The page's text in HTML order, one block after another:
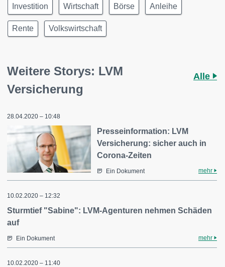
Investition Wirtschaft Börse Anleihe
Rente Volkswirtschaft
Weitere Storys: LVM
Versicherung
Alle
28.04.2020 – 10:48
Presseinformation: LVM
Versicherung: sicher auch in
Corona-Zeiten
Ein Dokument mehr
10.02.2020 – 12:32
Sturmtief "Sabine": LVM-Agenturen nehmen Schäden
auf
Ein Dokument mehr
10.02.2020 – 11:40